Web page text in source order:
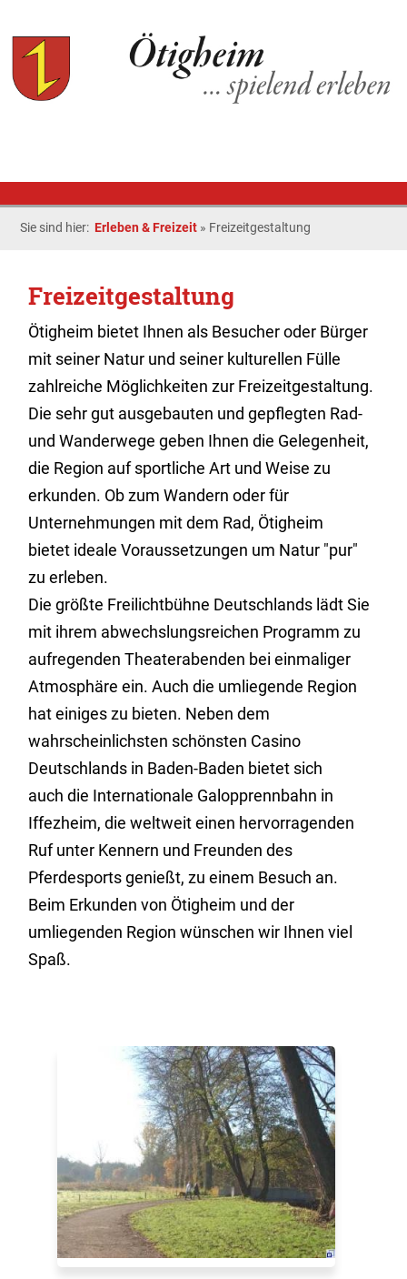
Sie sind hier: Erleben & Freizeit » Freizeitgestaltung
Freizeitgestaltung
Ötigheim bietet Ihnen als Besucher oder Bürger
mit seiner Natur und seiner kulturellen Fülle
zahlreiche Möglichkeiten zur Freizeitgestaltung.
Die sehr gut ausgebauten und gepflegten Rad-
und Wanderwege geben Ihnen die Gelegenheit,
die Region auf sportliche Art und Weise zu
erkunden. Ob zum Wandern oder für
Unternehmungen mit dem Rad, Ötigheim
bietet ideale Voraussetzungen um Natur "pur"
zu erleben.
Die größte Freilichtbühne Deutschlands lädt Sie
mit ihrem abwechslungsreichen Programm zu
aufregenden Theaterabenden bei einmaliger
Atmosphäre ein. Auch die umliegende Region
hat einiges zu bieten. Neben dem
wahrscheinlichsten schönsten Casino
Deutschlands in Baden-Baden bietet sich
auch die Internationale Galopprennbahn in
Iffezheim, die weltweit einen hervorragenden
Ruf unter Kennern und Freunden des
Pferdesports genießt, zu einem Besuch an.
Beim Erkunden von Ötigheim und der
umliegenden Region wünschen wir Ihnen viel
Spaß.